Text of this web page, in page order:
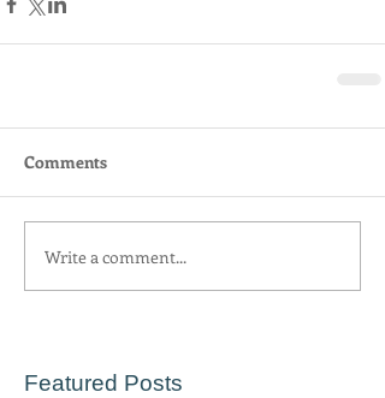
Comments
Write a comment...
Featured Posts